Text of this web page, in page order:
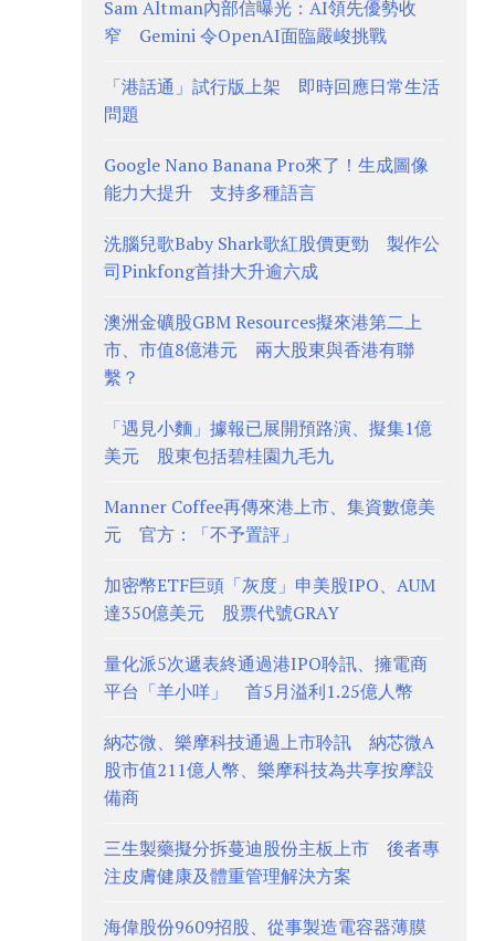
Sam Altman內部信曝光：AI領先優勢收
窄 Gemini 令OpenAI面臨嚴峻挑戰
「港話通」試行版上架 即時回應日常生活
問題
Google Nano Banana Pro來了！生成圖像
能力大提升 支持多種語言
洗腦兒歌Baby Shark歌紅股價更勁 製作公
司Pinkfong首掛大升逾六成
澳洲金礦股GBM Resources擬來港第二上
市、市值8億港元 兩大股東與香港有聯
繫？
「遇見小麵」據報已展開預路演、擬集1億
美元 股東包括碧桂園九毛九
Manner Coffee再傳來港上市、集資數億美
元 官方：「不予置評」
加密幣ETF巨頭「灰度」申美股IPO、AUM
達350億美元 股票代號GRAY
量化派5次遞表終通過港IPO聆訊、擁電商
平台「羊小咩」 首5月溢利1.25億人幣
納芯微、樂摩科技通過上市聆訊 納芯微A
股市值211億人幣、樂摩科技為共享按摩設
備商
三生製藥擬分拆蔓迪股份主板上市 後者專
注皮膚健康及體重管理解決方案
海偉股份9609招股、從事製造電容器薄膜